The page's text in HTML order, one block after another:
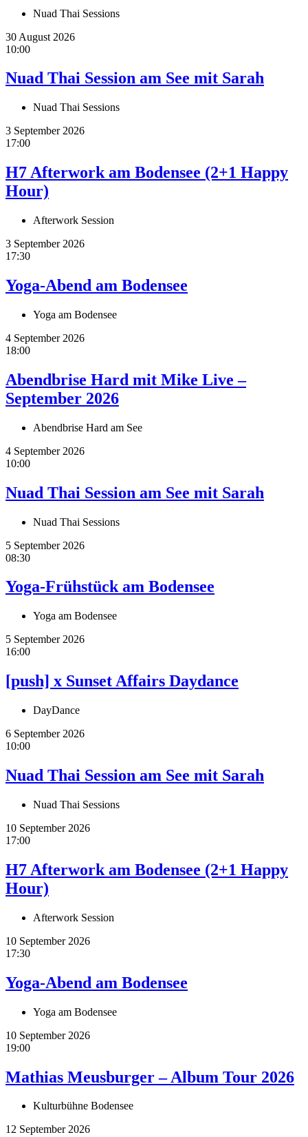
Nuad Thai Sessions
30 August 2026
10:00
Nuad Thai Session am See mit Sarah
Nuad Thai Sessions
3 September 2026
17:00
H7 Afterwork am Bodensee (2+1 Happy
Hour)
Afterwork Session
3 September 2026
17:30
Yoga-Abend am Bodensee
Yoga am Bodensee
4 September 2026
18:00
Abendbrise Hard mit Mike Live –
September 2026
Abendbrise Hard am See
4 September 2026
10:00
Nuad Thai Session am See mit Sarah
Nuad Thai Sessions
5 September 2026
08:30
Yoga-Frühstück am Bodensee
Yoga am Bodensee
5 September 2026
16:00
[push] x Sunset Affairs Daydance
DayDance
6 September 2026
10:00
Nuad Thai Session am See mit Sarah
Nuad Thai Sessions
10 September 2026
17:00
H7 Afterwork am Bodensee (2+1 Happy
Hour)
Afterwork Session
10 September 2026
17:30
Yoga-Abend am Bodensee
Yoga am Bodensee
10 September 2026
19:00
Mathias Meusburger – Album Tour 2026
Kulturbühne Bodensee
12 September 2026